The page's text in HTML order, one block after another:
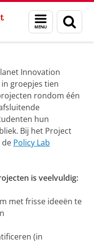
Menu
en
zoeken
Innovation
groepjes tien
rondom één
hun
Bij het Project
de Policy Lab
is veelvuldig:
met frisse ideeën te
(in